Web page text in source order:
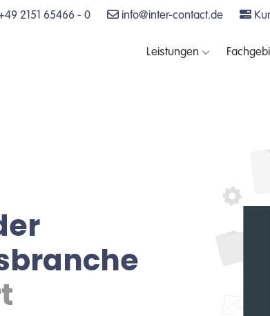
2151 65466 - 0 info@inter-contact.de
Leistungen